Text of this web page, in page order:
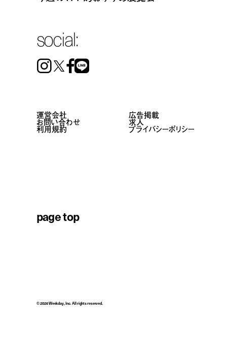
social:
Instagram FacebookLine
運営会社 広告掲載
お問い合わせ 求人
利用規約 プライバシーポリシー
page top
© 2026 Weekday, Inc. All rights reserved.